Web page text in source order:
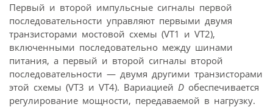
Первый и второй импульсные сигналы первой
последовательности управляют первыми двумя
транзисторами мостовой схемы (VT1 и VT2),
включенными последовательно между шинами
питания, а первый и второй сигналы второй
последовательности — двумя другими транзисторами
этой схемы (VT3 и VT4). Вариацией D обеспечивается
регулирование мощности, передаваемой в нагрузку.